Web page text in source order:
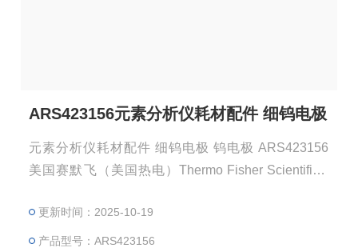
ARS423156元素分析仪耗材配件 细钨电极
元素分析仪耗材配件 细钨电极 钨电极 ARS423156
美国赛默飞（美国热电）Thermo Fisher Scientific®
并不代表产品来自OEM厂商；我们提供的所有产品都
是高质量高性价的，适用于所对应仪器。
更新时间：2025-10-19
产品型号：ARS423156